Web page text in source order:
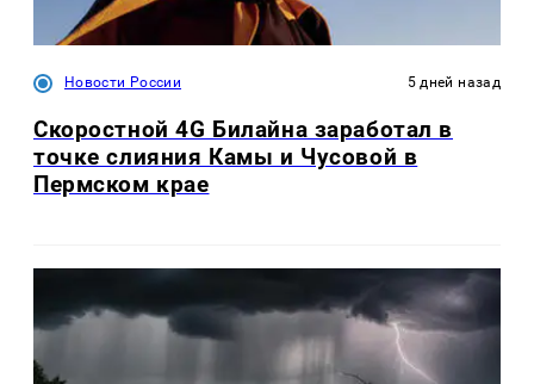
Новости России 5 дней назад
Скоростной 4G Билайна заработал в
точке слияния Камы и Чусовой в
Пермском крае